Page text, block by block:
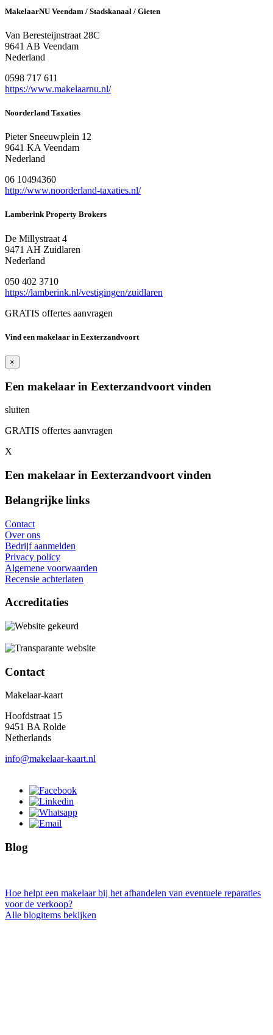
MakelaarNU Veendam / Stadskanaal / Gieten
Van Beresteijnstraat 28C
9641 AB Veendam
Nederland
0598 717 611
https://www.makelaarnu.nl/
Noorderland Taxaties
Pieter Sneeuwplein 12
9641 KA Veendam
Nederland
06 10494360
http://www.noorderland-taxaties.nl/
Lamberink Property Brokers
De Millystraat 4
9471 AH Zuidlaren
Nederland
050 402 3710
https://lamberink.nl/vestigingen/zuidlaren
GRATIS offertes aanvragen
Vind een makelaar in Eexterzandvoort
×
Een makelaar in Eexterzandvoort vinden
sluiten
GRATIS offertes aanvragen
X
Een makelaar in Eexterzandvoort vinden
Belangrijke links
Contact
Over ons
Bedrijf aanmelden
Privacy policy
Algemene voorwaarden
Recensie achterlaten
Accreditaties
Contact
Makelaar-kaart
Hoofdstraat 15
9451 BA Rolde
Netherlands
info@makelaar-kaart.nl
Blog
Hoe helpt een makelaar bij het afhandelen van eventuele reparaties
voor de verkoop?
Alle blogitems bekijken